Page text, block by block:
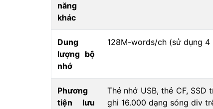
năng
khác
Dung
lượng bộ
nhớ
128M-words/ch (sử dụng
Phương
tiện lưu
Thẻ nhớ USB, thẻ CF,
ghi 16.000 dạng sóng div